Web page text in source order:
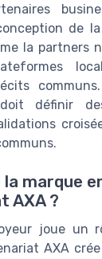
de
la partners
doit définir
la marque
AXA ?
joue un
AXA